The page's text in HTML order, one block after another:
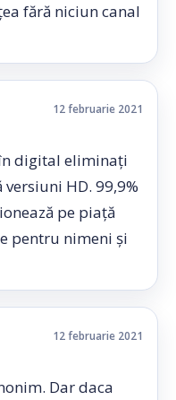
fără niciun canal
12 februarie 2021
digital eliminați
HD. 99,9%
pe piață
pentru nimeni și
12 februarie 2021
Dar daca